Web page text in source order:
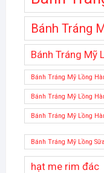
Bánh Tráng
Bánh Tráng Mỹ
Bánh Tráng Mỹ Lồng
Bánh Tráng Mỹ Lồng
Bánh Tráng Mỹ Lồng
Bánh Tráng Mỹ Lồng
hạt me rim đác